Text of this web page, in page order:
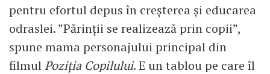
pentru efortul depus în creșterea și educarea
odraslei. ”Părinții se realizează prin copii”,
spune mama personajului principal din
filmulPoziția Copilului. E un tablou pe care îl